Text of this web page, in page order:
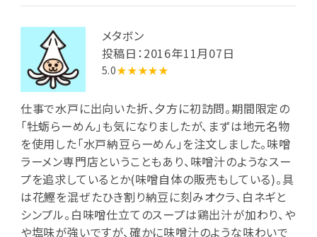
メタボン
投稿日：2016年11月07日
5.0★★★★★
仕事で水戸に出向いた折、夕方に初訪問。期間限定の
「牡蛎らーめん」も気になりましたが、まずは地元名物
を使用した「水戸納豆らーめん」を注文しました。味噌
ラーメン専門店ということもあり、味噌汁のようなスー
プを追求しているとか(味噌自体の販売もしている)。具
は花鰹を混ぜたひき割り納豆に刻みオクラ、白ネギと
シンプル。白味噌仕立てのスープは鶏出汁が加わり、や
や塩味が強いですが、確かに味噌汁のような味わいで